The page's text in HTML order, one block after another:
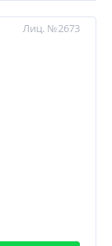
Лиц. №2673